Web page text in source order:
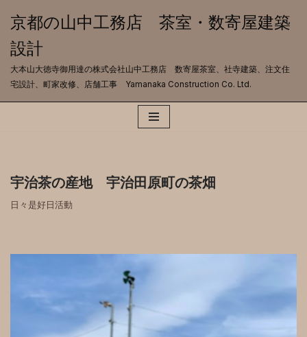
ン
テ
ン
京都の山中工務店 茶室・数寄屋建築
設計
大本山大徳寺御用達の株式会社山中工務店 数寄屋茶室、社寺建築、注文住
宅設計、町家改修、店舗工事 Yamanaka Construction Co. Ltd.
宇治茶の産地 宇治田原町の茶畑
日々是好日活動